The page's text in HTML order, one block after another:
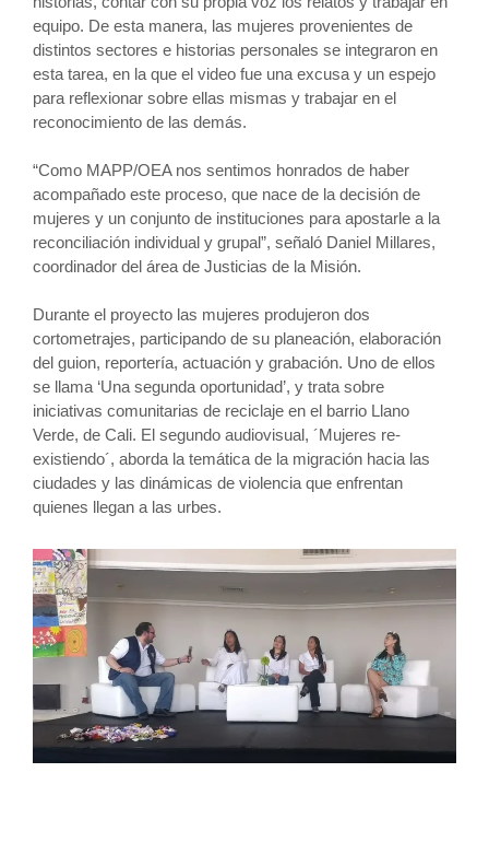
equipo. De esta manera, las mujeres provenientes de
distintos sectores e historias personales se integraron en
esta tarea, en la que el video fue una excusa y un espejo
para reflexionar sobre ellas mismas y trabajar en el
reconocimiento de las demás.
“Como MAPP/OEA nos sentimos honrados de haber
acompañado este proceso, que nace de la decisión de
mujeres y un conjunto de instituciones para apostarle a la
reconciliación individual y grupal”, señaló Daniel Millares,
coordinador del área de Justicias de la Misión.
Durante el proyecto las mujeres produjeron dos
cortometrajes, participando de su planeación, elaboración
del guion, reportería, actuación y grabación. Uno de ellos
se llama ‘Una segunda oportunidad’, y trata sobre
iniciativas comunitarias de reciclaje en el barrio Llano
Verde, de Cali. El segundo audiovisual, ´Mujeres re-
existiendo´, aborda la temática de la migración hacia las
ciudades y las dinámicas de violencia que enfrentan
quienes llegan a las urbes.